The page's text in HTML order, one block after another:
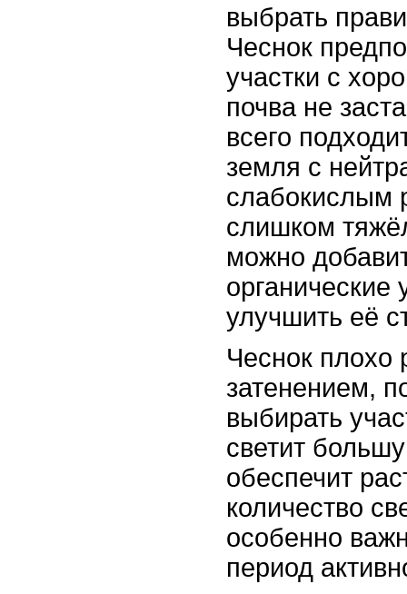
выбрать
Чеснок
участки с
почва не
всего
земля с
слабокислым
слишком
можно
органические
улучшить её
Чеснок плохо
затенением,
выбирать
светит
обеспечит
количество
особенно
период